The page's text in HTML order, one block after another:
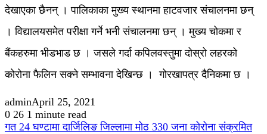
देखाएका छैनन् । पालिकाका मुख्य स्थानमा हाटवजार संचालनमा छन्
। विद्यालयसमेत परीक्षा गर्ने भनी संचालनमा छन् । मुख्य चोकमा र
बैंकहरुमा भीडभाड छ । जसले गर्दा कपिलवस्तुमा दोस्रो लहरको
कोरोना फैलिन सक्ने सम्भावना देखिन्छ । गोरखापत्र दैनिकमा छ ।
adminApril 25, 2021
0 26 1 minute read
गत 24 घण्टामा दार्जिलिङ जिल्लामा मोठ 330 जना कोरोना संक्रमित